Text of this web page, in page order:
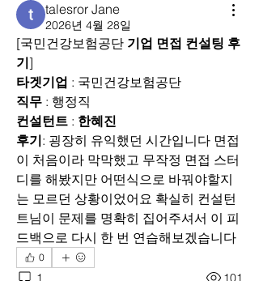
talesror Jane
2026년 4월 28일
[국민건강보험공단 기업 면접 컨설팅 후
기]
타겟기업 : 국민건강보험공단
직무 : 행정직
컨설턴트 : 한혜진
후기: 굉장히 유익했던 시간입니다 면접
이 처음이라 막막했고 무작정 면접 스터
디를 해봤지만 어떤식으로 바꿔야할지
는 모르던 상황이었어요 확실히 컨설턴
트님이 문제를 명확히 집어주셔서 이 피
드백으로 다시 한 번 연습해보겠습니다
0
1 101